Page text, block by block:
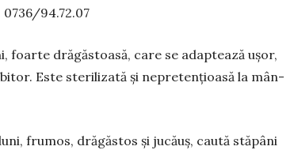
94.72.07
foarte drăgăstoasă, care se adaptează ușor,
Este sterilizată și nepretențioasă la mân­
frumos, drăgăstos și jucăuș, caută stăpâni